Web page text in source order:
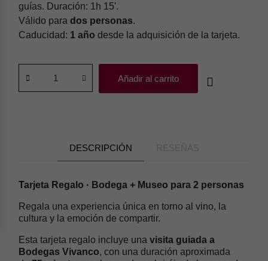
guías. Duración: 1h 15'.
Válido parados personas.
Caducidad: 1 año desde la adquisición de la tarjeta.
Añadir al carrito
DESCRIPCIÓN RESEÑAS
Tarjeta Regalo · Bodega + Museo para 2 personas
Regala una experiencia única en torno al vino, la
cultura y la emoción de compartir.
Esta tarjeta regalo incluye unavisita guiada a
Bodegas Vivanco, con una duración aproximada
de
herramientas